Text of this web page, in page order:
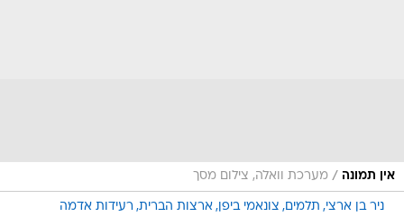
אין תמונה / מערכת וואלה, צילום מסך
ניר בן ארצי תלמים צונאמי ביפן ארצות הברית רעידות אדמה